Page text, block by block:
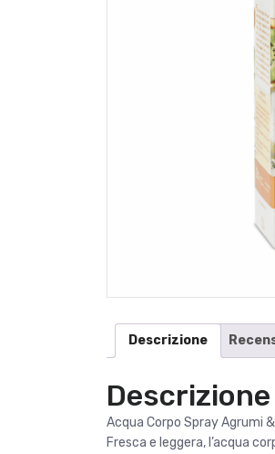
Descrizione
Descrizione
Acqua Corpo Spray Agrumi
Fresca e leggera, l’acqua